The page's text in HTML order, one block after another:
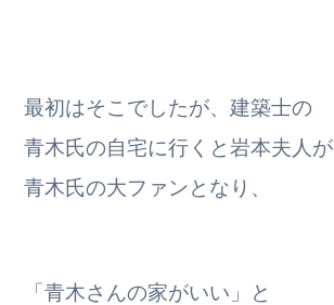
最初はそこでしたが、建築士の
青木氏の自宅に行くと岩本夫人が
青木氏の大ファンとなり、
「青木さんの家がいい」と